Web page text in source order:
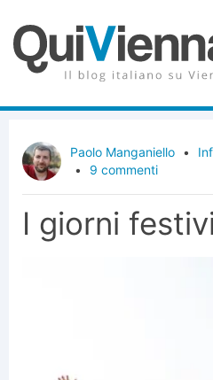
Paolo Manganiello •
•
9 commenti
I giorni